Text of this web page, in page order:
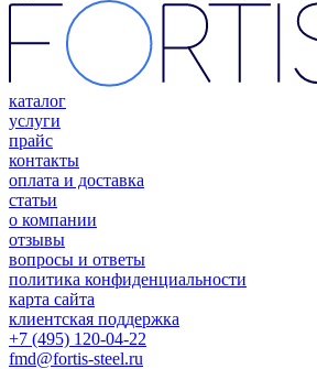
каталог
услуги
прайс
контакты
оплата и доставка
статьи
о компании
отзывы
вопросы и ответы
политика конфиденциальности
карта сайта
клиентская поддержка
+7 (495) 120-04-22
fmd@fortis-steel.ru